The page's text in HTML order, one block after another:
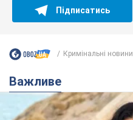
Підписатись
Кримінальні новини
Важливе